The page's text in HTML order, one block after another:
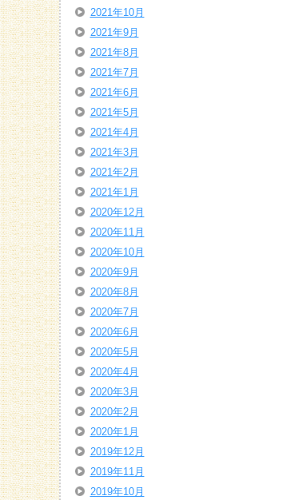
2021年10月
2021年9月
2021年8月
2021年7月
2021年6月
2021年5月
2021年4月
2021年3月
2021年2月
2021年1月
2020年12月
2020年11月
2020年10月
2020年9月
2020年8月
2020年7月
2020年6月
2020年5月
2020年4月
2020年3月
2020年2月
2020年1月
2019年12月
2019年11月
2019年10月